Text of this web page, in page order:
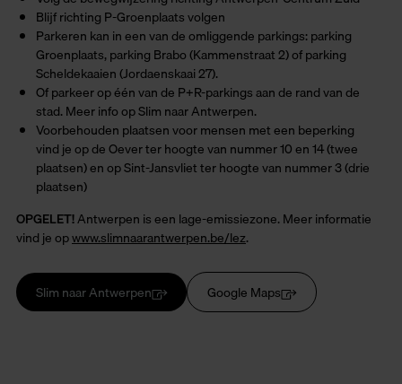
Blijf richting P-Groenplaats volgen
Parkeren kan in een van de omliggende parkings: parking
Groenplaats, parking Brabo (Kammenstraat 2) of parking
Scheldekaaien (Jordaenskaai 27).
Of parkeer op één van de P+R-parkings aan de rand van de
stad. Meer info op Slim naar Antwerpen.
Voorbehouden plaatsen voor mensen met een beperking
vind je op de Oever ter hoogte van nummer 10 en 14 (twee
plaatsen) en op Sint-Jansvliet ter hoogte van nummer 3 (drie
plaatsen)
OPGELET!Antwerpen is een lage-emissiezone. Meer informatie
vind je opwww.slimnaarantwerpen.be/lez.
Slim naar Antwerpen Google Maps